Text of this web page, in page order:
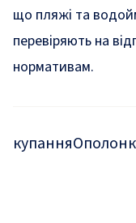
що пляжі та
перевіряють на
нормативам.
купання